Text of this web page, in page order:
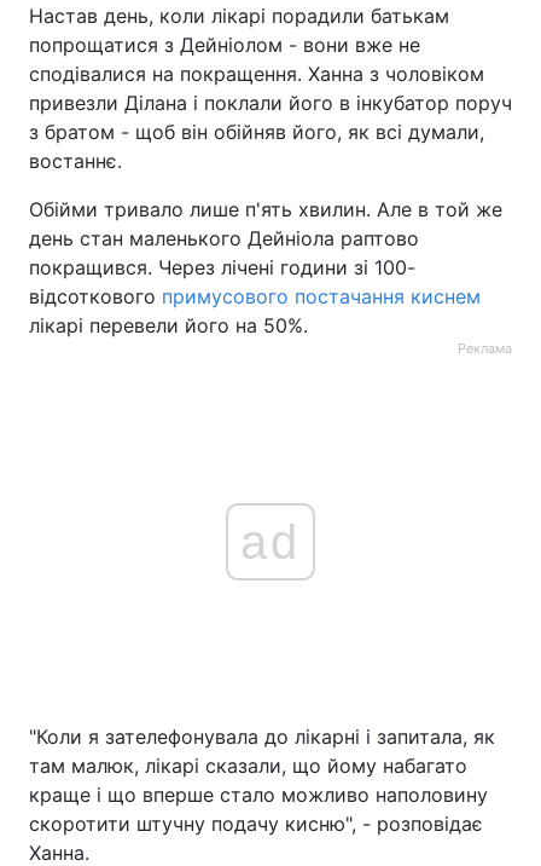
Настав день, коли лікарі порадили батькам
попрощатися з Дейніолом - вони вже не
сподівалися на покращення. Ханна з чоловіком
привезли Ділана і поклали його в інкубатор поруч
з братом - щоб він обійняв його, як всі думали,
востаннє.
Обійми тривало лише п'ять хвилин. Але в той же
день стан маленького Дейніола раптово
покращився. Через лічені години зі 100-
відсоткового примусового постачання киснем
лікарі перевели його на 50%.
Реклама
ad
"Коли я зателефонувала до лікарні і запитала, як
там малюк, лікарі сказали, що йому набагато
краще і що вперше стало можливо наполовину
скоротити штучну подачу кисню", - розповідає
Ханна.